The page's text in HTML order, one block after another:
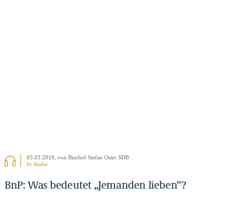
03.03.2018 , von Bischof Stefan Oster SDB
In Audio
BnP: Was bedeutet „Jemanden lieben“?